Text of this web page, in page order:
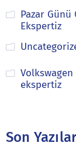
Pazar Günü
Ekspertiz
ekspertiz
Son